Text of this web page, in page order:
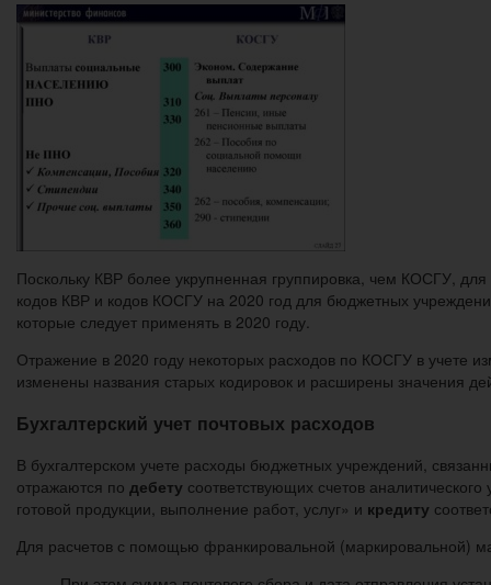
Поскольку КВР более укрупненная группировка, чем КОСГУ,
кодов КВР и кодов КОСГУ на 2020 год для бюджетных
которые следует применять в 2020 году.
Отражение в 2020 году некоторых расходов по КОСГУ в учете
изменены названия старых кодировок и расширены значения
Бухгалтерский учет почтовых расходов
В бухгалтерском учете расходы бюджетных учреждений,
отражаются по дебету соответствующих счетов
готовой продукции, выполнение работ, услуг» и кредиту
Для расчетов с помощью франкировальной (маркировальной)